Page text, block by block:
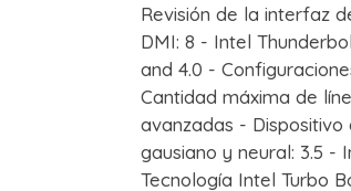
Revisión de la interfaz
DMI: 8 - Intel
and 4.0 -
Cantidad máxima de
avanzadas -
gausiano y neural: 3.5 -
Tecnología Intel Turbo